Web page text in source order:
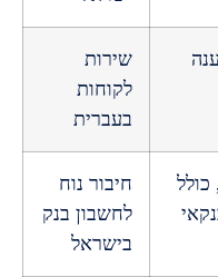
שירות
חיבור נוח
לחשבון בנק